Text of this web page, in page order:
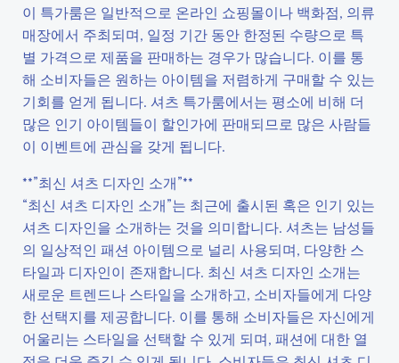
이 특가룸은 일반적으로 온라인 쇼핑몰이나 백화점, 의류
매장에서 주최되며, 일정 기간 동안 한정된 수량으로 특
별 가격으로 제품을 판매하는 경우가 많습니다. 이를 통
해 소비자들은 원하는 아이템을 저렴하게 구매할 수 있는
기회를 얻게 됩니다. 셔츠 특가룸에서는 평소에 비해 더
많은 인기 아이템들이 할인가에 판매되므로 많은 사람들
이 이벤트에 관심을 갖게 됩니다.
**”최신 셔츠 디자인 소개”**
“최신 셔츠 디자인 소개”는 최근에 출시된 혹은 인기 있는
셔츠 디자인을 소개하는 것을 의미합니다. 셔츠는 남성들
의 일상적인 패션 아이템으로 널리 사용되며, 다양한 스
타일과 디자인이 존재합니다. 최신 셔츠 디자인 소개는
새로운 트렌드나 스타일을 소개하고, 소비자들에게 다양
한 선택지를 제공합니다. 이를 통해 소비자들은 자신에게
어울리는 스타일을 선택할 수 있게 되며, 패션에 대한 열